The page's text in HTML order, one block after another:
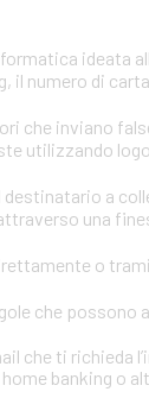
ideata
il numero di
che inviano
utilizzando
a
una
o
che
che ti richieda
banking o